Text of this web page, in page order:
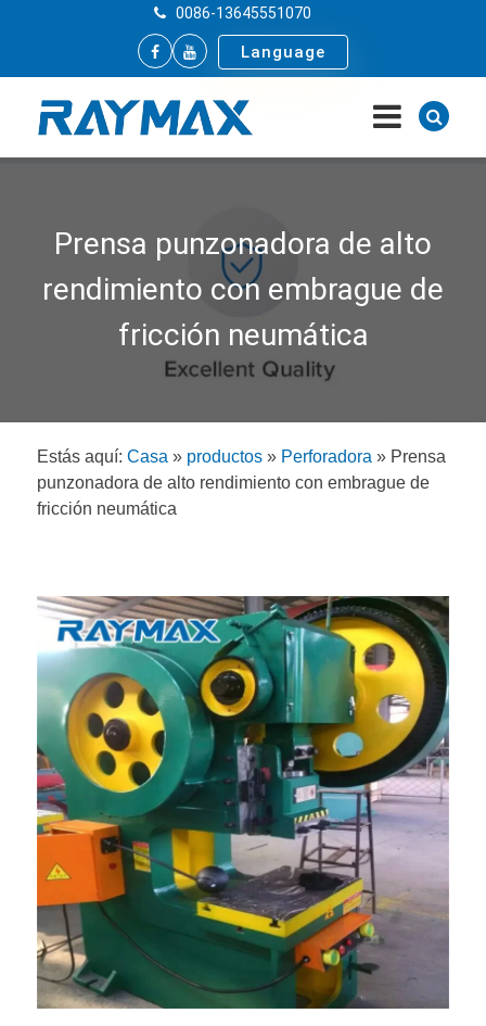
0086-13645551070
Language
Prensa punzonadora de alto
rendimiento con embrague de
fricción neumática
Estás aquí: Casa » productos » Perforadora » Prensa
punzonadora de alto rendimiento con embrague de
fricción neumática